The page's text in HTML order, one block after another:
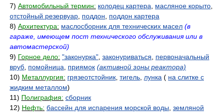
7) Автомобильный термин: колодец картера масляное корыто
отстойный резервуар поддон
поддон картера
8) Архитектура: маслосборник для технических масел (в
гараже, имеющем пост технического обслуживания или в
автомастерской)
9) Горное дело: "законурка" законуриваться
первоначальный
вруб помойница приямок (активной зоны реактора)
10) Металлургия: грязеотстойник тигель лунка ( на слитке с
жидким металлом)
11) Полиграфия: сборник
12) Нефть: бассейн для испарения морской воды земляной